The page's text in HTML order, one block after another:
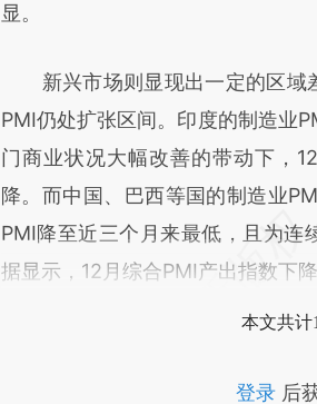
显。
新兴市场则显现出一定的区域
PMI仍处扩张区间。印度的制造业
门商业状况大幅改善的带动下，
降。而中国、巴西等国的制造业
PMI降至近三个月来最低，且为连
据显示，12月综合PMI产出指数下
本文共计
登录后